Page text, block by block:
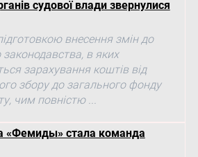
судової влади звернулися
внесення змін до
в яких
зарахування коштів від
збору до загального фонду
чим повністю ...
«Фемиды» стала команда